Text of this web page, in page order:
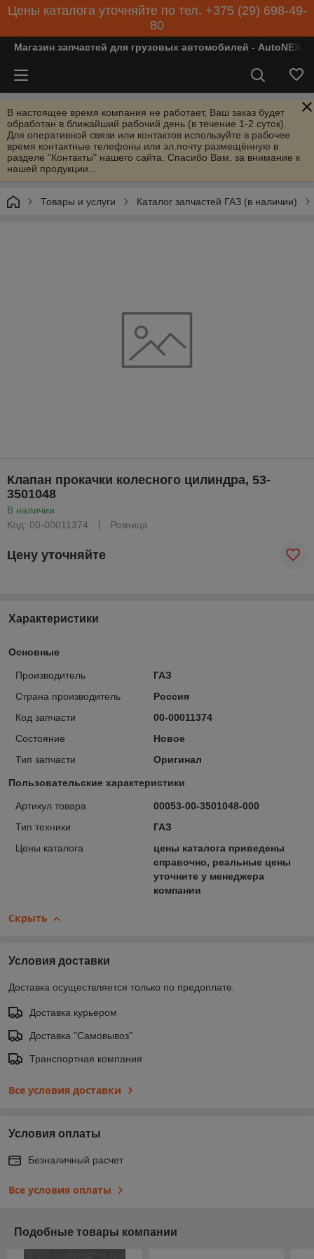
Цены каталога уточняйте по тел. +375 (29) 698-49-
80
Магазин запчастей для грузовых автомобилей - AutoNEXT
В настоящее время компания не работает, Ваш заказ будет
обработан в ближайший рабочий день (в течение 1-2 суток).
Для оперативной связи или контактов используйте в рабочее
время контактные телефоны или эл.почту размещённую в
разделе "Контакты" нашего сайта. Спасибо Вам, за внимание к
нашей продукции...
Товары и услуги Каталог запчастей ГАЗ (в наличии)
Клапан прокачки колесного цилиндра, 53-
3501048
В наличии
Код: 00-00011374
Розница
Цену уточняйте
Характеристики
Основные
Производитель
ГАЗ
Страна производитель
Россия
Код запчасти
00-00011374
Состояние
Новое
Тип запчасти
Оригинал
Пользовательские характеристики
Артикул товара
00053-00-3501048-000
Тип техники
ГАЗ
Цены каталога
цены каталога приведены
справочно, реальные цены
уточните у менеджера
компании
Скрыть
Условия доставки
Доставка осуществляется только по предоплате.
Доставка курьером
Доставка "Самовывоз"
Транспортная компания
Все условия доставки
Условия оплаты
Безналичный расчет
Все условия оплаты
Подобные товары компании